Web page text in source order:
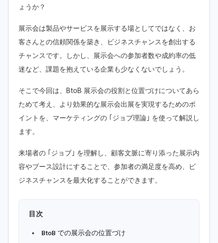
ょうか？
展示会は製品やサービスを展示する場としてではなく、お
客さんとの信頼関係を築き、ビジネスチャンスを創出する
チャンスです。しかし、展示会への参加者数や成約率の低
迷など、課題を抱えている企業も少なくないでしょう。
そこで今回は、BtoB 展示会の役割と位置づけについてあら
ためて考え、より効果的な展示会出展を実現するためのポ
イントを、マーケティングの ｢ジョブ理論｣ を使って解説し
ます。
来場者の ｢ジョブ｣ を理解し、顧客文脈に寄り添った展示内
容やブース設計にすることで、参加者の満足度を高め、ビ
ジネスチャンスを最大化することができます。
目次
BtoB での展示会の位置づけ